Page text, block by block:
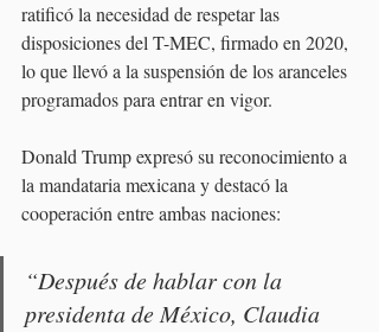
ratificó la necesidad de respetar las
disposiciones del T-MEC, firmado en 2020,
lo que llevó a la suspensión de los aranceles
programados para entrar en vigor.
Donald Trump expresó su reconocimiento a
la mandataria mexicana y destacó la
cooperación entre ambas naciones:
“Después de hablar con la
presidenta de México, Claudia